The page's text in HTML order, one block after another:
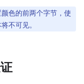
色的前两个字节，使
不可见。